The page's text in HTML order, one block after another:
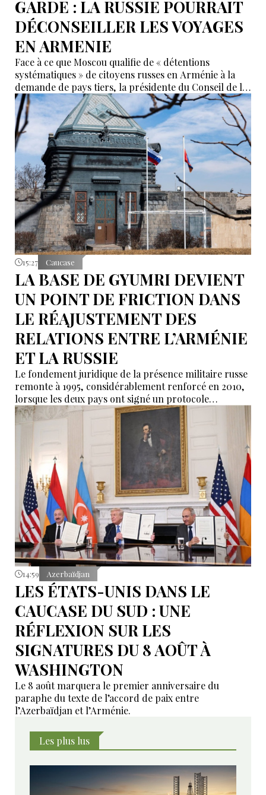
GARDE : LA RUSSIE POURRAIT
DÉCONSEILLER LES VOYAGES
EN ARMENIE
Face à ce que Moscou qualifie de « détentions
systématiques » de citoyens russes en Arménie à la
demande de pays tiers, la présidente du Conseil de la
Fédération, Valentina Matvienko, a adressé une mise
en garde à Erevan. Selon elle, si cette pratique se
poursuit, la Russie pourrait recommander à ses
ressortissants de renoncer aux voyages en Arménie.
15:27 Caucase
LA BASE DE GYUMRI DEVIENT
UN POINT DE FRICTION DANS
LE RÉAJUSTEMENT DES
RELATIONS ENTRE L’ARMÉNIE
ET LA RUSSIE
Le fondement juridique de la présence militaire russe
remonte à 1995, considérablement renforcé en 2010,
lorsque les deux pays ont signé un protocole
additionnel prolongeant sa validité jusqu’en 2044.
14:59 Azerbaïdjan
LES ÉTATS-UNIS DANS LE
CAUCASE DU SUD : UNE
RÉFLEXION SUR LES
SIGNATURES DU 8 AOÛT À
WASHINGTON
Le 8 août marquera le premier anniversaire du
paraphe du texte de l’accord de paix entre
l’Azerbaïdjan et l’Arménie.
Les plus lus